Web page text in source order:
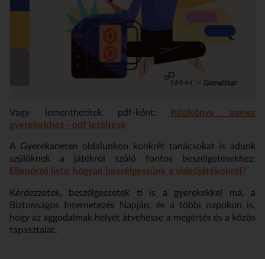
Vagy lementhetitek pdf-ként:
Kézikönyv gamer
gyerekekhez - pdf letöltése
A Gyerekaneten oldalunkon konkrét tanácsokat is adunk
szülőknek a játékról szóló fontos beszélgetésekhez:
Ellenőrző lista: hogyan beszélgessünk a videójátékokról?
Kérdezzetek, beszélgessetek ti is a gyerekekkel ma, a
Biztonságos Internetezés Napján, és a többi napokon is,
hogy az aggodalmak helyét átvehesse a megértés és a közös
tapasztalat.